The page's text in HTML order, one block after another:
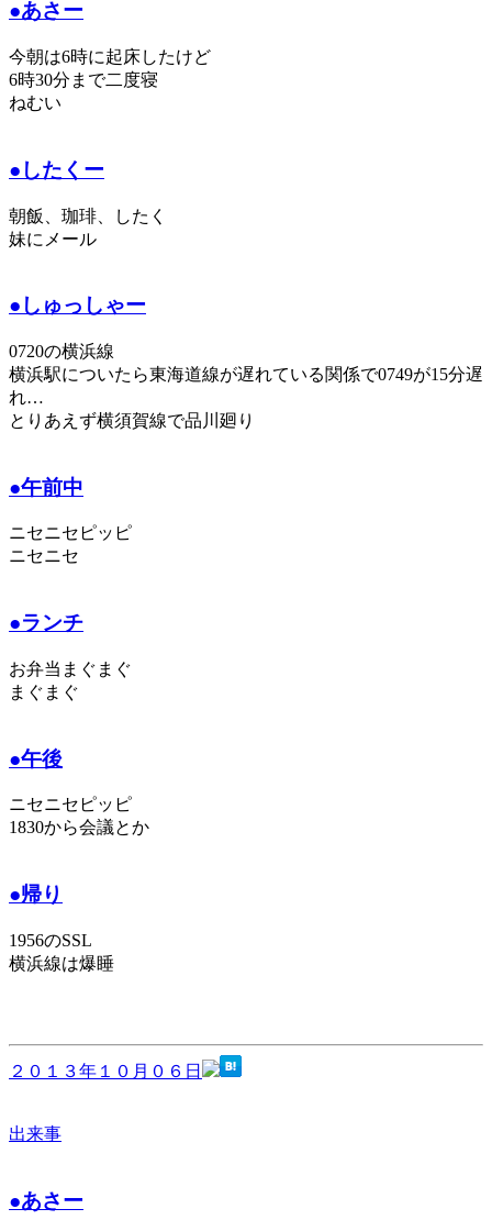
●あさー
今朝は6時に起床したけど
6時30分まで二度寝
ねむい
●したくー
朝飯、珈琲、したく
妹にメール
●しゅっしゃー
0720の横浜線
横浜駅についたら東海道線が遅れている関係で0749が15分遅
れ…
とりあえず横須賀線で品川廻り
●午前中
ニセニセピッピ
ニセニセ
●ランチ
お弁当まぐまぐ
まぐまぐ
●午後
ニセニセピッピ
1830から会議とか
●帰り
1956のSSL
横浜線は爆睡
２０１３年１０月０６日
出来事
●あさー